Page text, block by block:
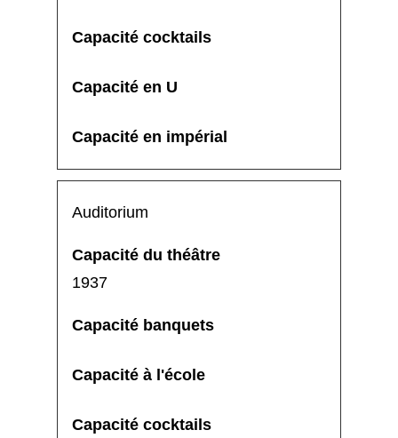
Auditorium
1937